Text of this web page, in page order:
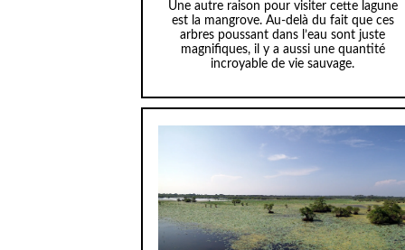
Une autre raison pour visiter cette lagune
est la mangrove. Au-delà du fait que ces
arbres poussant dans l’eau sont juste
magnifiques, il y a aussi une quantité
incroyable de vie sauvage.